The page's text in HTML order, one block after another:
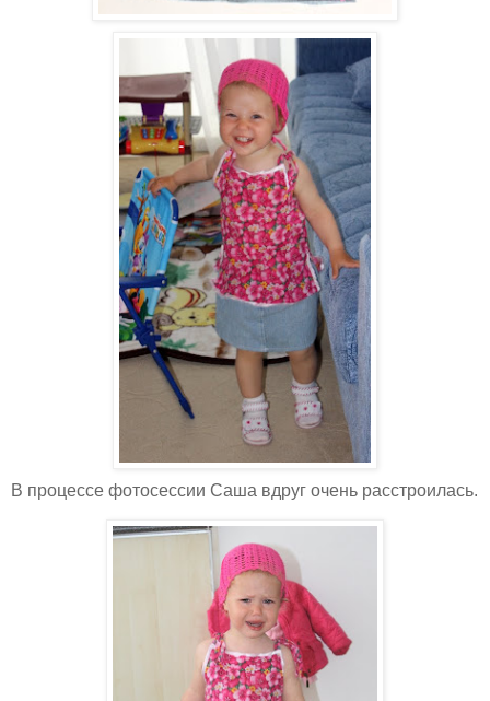
В процессе фотосессии Саша вдруг очень расстроилась.